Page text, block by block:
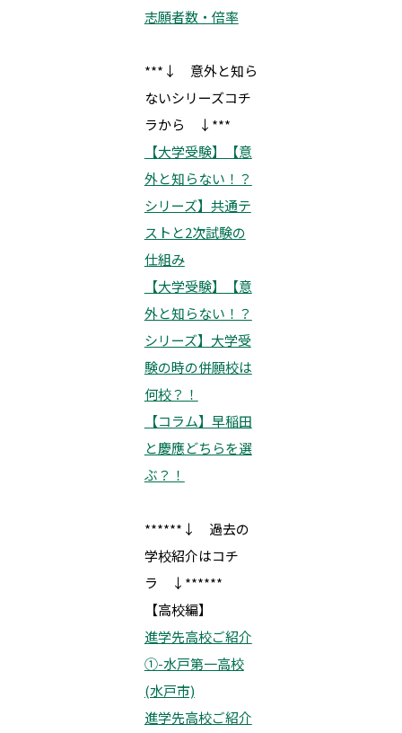
志願者数・倍率
***↓ 意外と知ら
ないシリーズコチ
ラから ↓***
【大学受験】【意
外と知らない！？
シリーズ】共通テ
ストと2次試験の
仕組み
【大学受験】【意
外と知らない！？
シリーズ】大学受
験の時の併願校は
何校？！
【コラム】早稲田
と慶應どちらを選
ぶ？！
******↓ 過去の
学校紹介はコチ
ラ ↓******
【高校編】
進学先高校ご紹介
①-水戸第一高校
(水戸市)
進学先高校ご紹介